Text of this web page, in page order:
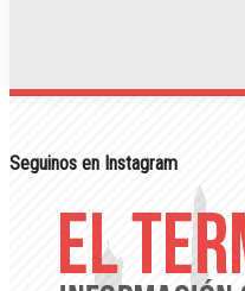
Seguinos en Instagram